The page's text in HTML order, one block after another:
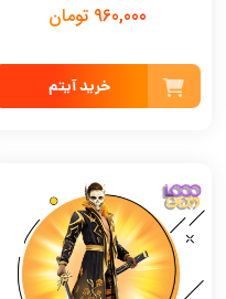
960,000 تومان
خرید آیتم